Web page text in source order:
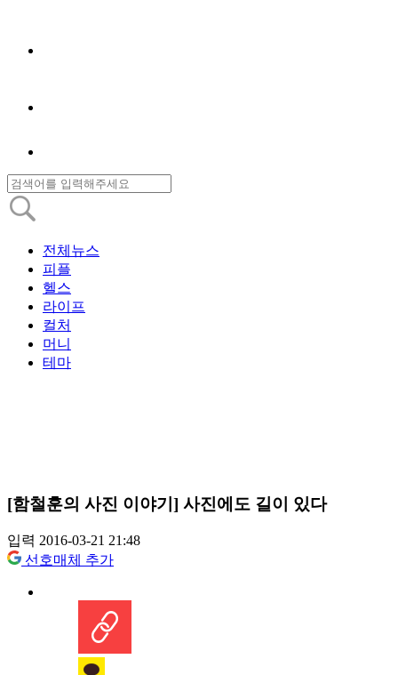
전체뉴스
피플
헬스
라이프
컬처
머니
테마
[함철훈의 사진 이야기] 사진에도 길이 있다
입력 2016-03-21 21:48
선호매체 추가